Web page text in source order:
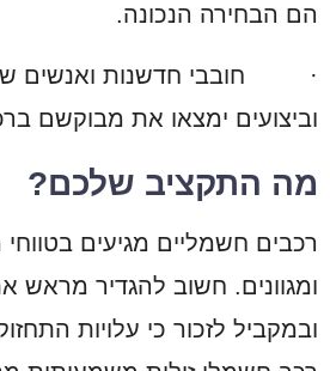
הם הבחירה הנכונה.
·
חובבי חדשנות ואנשים
וביצועים ימצאו את מבוקשם
מה התקציב שלכם?
רכבים חשמליים מגיעים בטווחי
ומגוונים. חשוב להגדיר מראש
ובמקביל לזכור כי עלויות